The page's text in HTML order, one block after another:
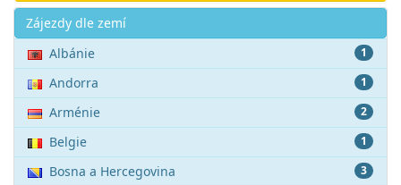
Akce
Zájezdy dle zemí
1
Albánie
1
Andorra
2
Arménie
1
Belgie
3
Bosna a Hercegovina